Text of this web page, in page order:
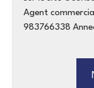
Agent
983766338